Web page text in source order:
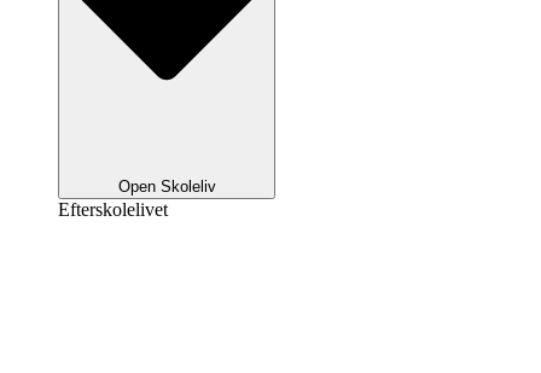
Open Skoleliv
Efterskolelivet